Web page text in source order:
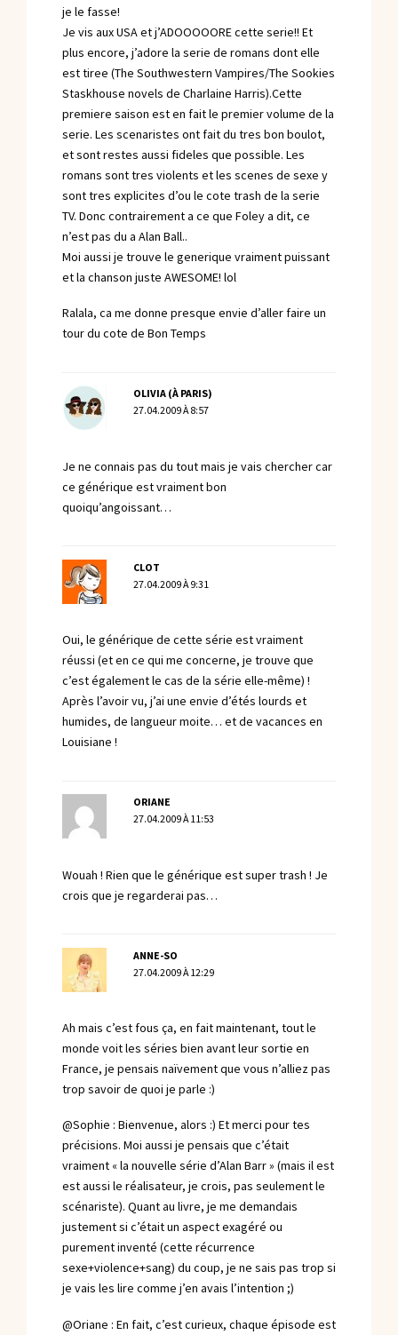
je le fasse!
Je vis aux USA et j’ADOOOOORE cette serie!! Et
plus encore, j’adore la serie de romans dont elle
est tiree (The Southwestern Vampires/The Sookies
Staskhouse novels de Charlaine Harris).Cette
premiere saison est en fait le premier volume de la
serie. Les scenaristes ont fait du tres bon boulot,
et sont restes aussi fideles que possible. Les
romans sont tres violents et les scenes de sexe y
sont tres explicites d’ou le cote trash de la serie
TV. Donc contrairement a ce que Foley a dit, ce
n’est pas du a Alan Ball..
Moi aussi je trouve le generique vraiment puissant
et la chanson juste AWESOME! lol
Ralala, ca me donne presque envie d’aller faire un
tour du cote de Bon Temps
OLIVIA (À PARIS)
27.04.2009 À 8:57
Je ne connais pas du tout mais je vais chercher car
ce générique est vraiment bon
quoiqu’angoissant…
CLOT
27.04.2009 À 9:31
Oui, le générique de cette série est vraiment
réussi (et en ce qui me concerne, je trouve que
c’est également le cas de la série elle-même) !
Après l’avoir vu, j’ai une envie d’étés lourds et
humides, de langueur moite… et de vacances en
Louisiane !
ORIANE
27.04.2009 À 11:53
Wouah ! Rien que le générique est super trash ! Je
crois que je regarderai pas…
ANNE-SO
27.04.2009 À 12:29
Ah mais c’est fous ça, en fait maintenant, tout le
monde voit les séries bien avant leur sortie en
France, je pensais naïvement que vous n’alliez pas
trop savoir de quoi je parle :)
@Sophie : Bienvenue, alors :) Et merci pour tes
précisions. Moi aussi je pensais que c’était
vraiment « la nouvelle série d’Alan Barr » (mais il est
est aussi le réalisateur, je crois, pas seulement le
scénariste). Quant au livre, je me demandais
justement si c’était un aspect exagéré ou
purement inventé (cette récurrence
sexe+violence+sang) du coup, je ne sais pas trop si
je vais les lire comme j’en avais l’intention ;)
@Oriane : En fait, c’est curieux, chaque épisode est